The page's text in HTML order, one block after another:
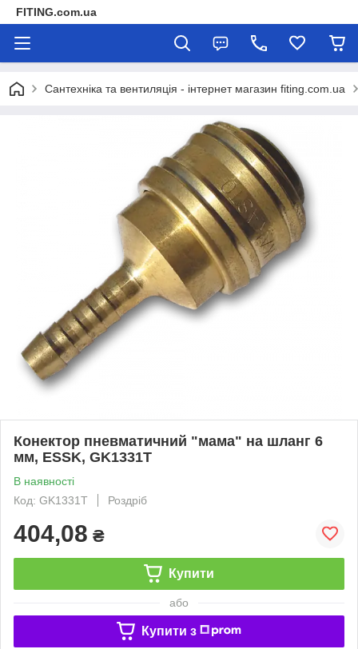
FITING.com.ua
Сантехніка та вентиляція - інтернет магазин fiting.com.ua
Конектор пневматичний "мама" на шланг 6
мм, ESSK, GK1331T
В наявності
Код: GK1331T
Роздріб
404,08 ₴
Купити
або
Купити з